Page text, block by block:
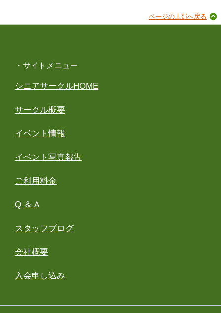
ページの上部へ戻る
・サイトメニュー
シニアサークルHOME
サークル概要
イベント情報
イベント写真報告
ご利用料金
Q ＆ A
スタッフブログ
会社概要
入会申し込み